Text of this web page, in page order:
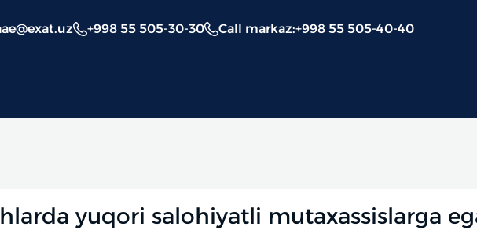
+998 55 505-30-30 Call markaz:+998 55 505-40-40
yuqori salohiyatli mutaxassislarga